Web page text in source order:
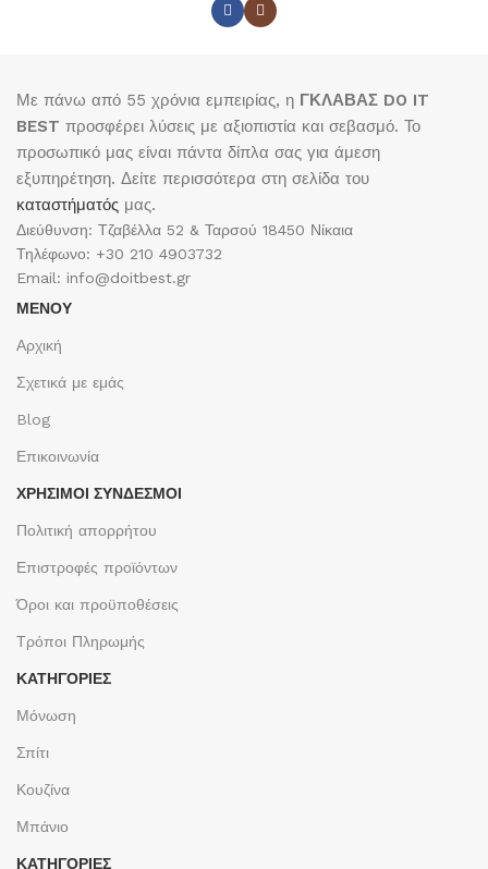
Με πάνω από 55 χρόνια εμπειρίας, η ΓΚΛΑΒΑΣ DO IT
BEST προσφέρει λύσεις με αξιοπιστία και σεβασμό. Το
προσωπικό μας είναι πάντα δίπλα σας για άμεση
εξυπηρέτηση. Δείτε περισσότερα στη σελίδα του
καταστήματός μας.
Διεύθυνση: Τζαβέλλα 52 & Ταρσού 18450 Νίκαια
Τηλέφωνο: +30 210 4903732
Email: info@doitbest.gr
ΜΕΝΟΥ
Αρχική
Σχετικά με εμάς
Blog
Επικοινωνία
ΧΡΉΣΙΜΟΙ ΣΎΝΔΕΣΜΟΙ
Πολιτική απορρήτου
Επιστροφές προϊόντων
Όροι και προϋποθέσεις
Τρόποι Πληρωμής
ΚΑΤΗΓΟΡΙΕΣ
Μόνωση
Σπίτι
Κουζίνα
Μπάνιο
ΚΑΤΗΓΟΡΙΕΣ